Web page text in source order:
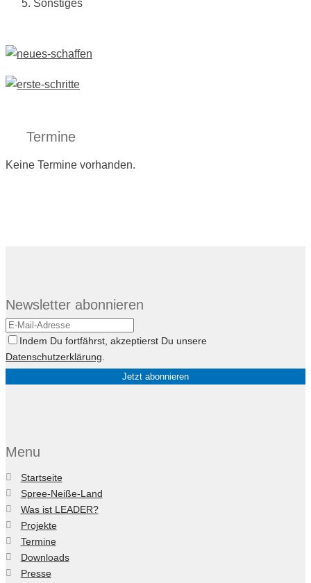
Sonstiges
Termine
Keine Termine vorhanden.
Newsletter abonnieren
Indem Du fortfährst, akzeptierst Du unsere
Datenschutzerklärung.
Menu
Startseite
Spree-Neiße-Land
Was ist LEADER?
Projekte
Termine
Downloads
Presse